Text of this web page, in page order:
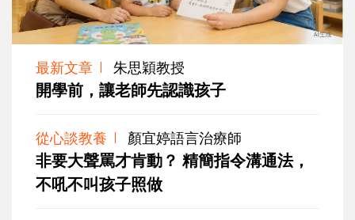
最新文章 朱思穎教授
開學前，讓老師先認識孩子
從心談教養 顏宜婷語言治療師
非要大聲罵才肯動？ 精簡指令溝通法，
不吼不叫孩子照做